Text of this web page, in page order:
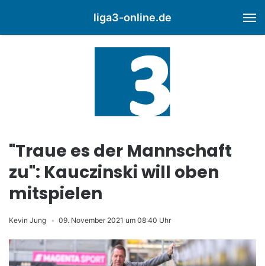
liga3-online.de
"Traue es der Mannschaft
zu": Kauczinski will oben
mitspielen
Kevin Jung 09. November 2021 um 08:40 Uhr